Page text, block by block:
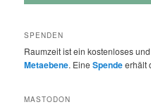
SPENDEN
Raumzeit ist ein kostenloses
Metaebene. EineSpendeerhält
MASTODON